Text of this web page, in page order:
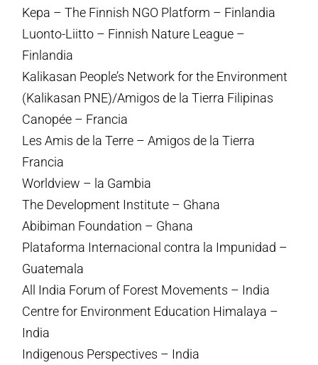
Kepa – The Finnish NGO Platform – Finlandia
Luonto-Liitto – Finnish Nature League –
Finlandia
Kalikasan People’s Network for the Environment
(Kalikasan PNE)/Amigos de la Tierra Filipinas
Canopée – Francia
Les Amis de la Terre – Amigos de la Tierra
Francia
Worldview – la Gambia
The Development Institute – Ghana
Abibiman Foundation – Ghana
Plataforma Internacional contra la Impunidad –
Guatemala
All India Forum of Forest Movements – India
Centre for Environment Education Himalaya –
India
Indigenous Perspectives – India